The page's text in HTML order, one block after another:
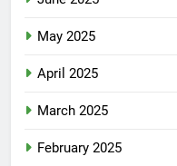
May 2025
April 2025
March 2025
February 2025